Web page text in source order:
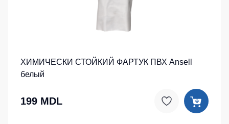
ХИМИЧЕСКИ СТОЙКИЙ ФАРТУК ПВХ Ansell
белый
199 MDL